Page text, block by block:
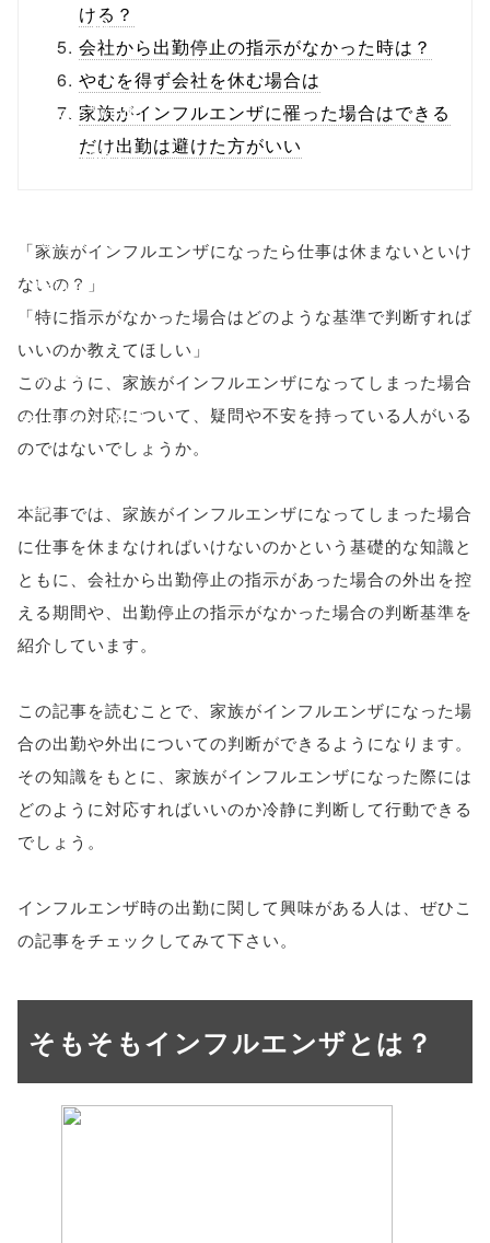
line10
/1135557"
onclick="windo
w.open(this.hre
'width=550,
height=450,
menubar=no,
toolbar=no,
scrollbars=yes'
); return
false;"> シェア
ける？
会社から出勤停止の指示がなかった時は？
やむを得ず会社を休む場合は
家族がインフルエンザに罹った場合はできる
だけ出勤は避けた方がいい
「家族がインフルエンザになったら仕事は休まないといけ
ないの？」
「特に指示がなかった場合はどのような基準で判断すれば
いいのか教えてほしい」
このように、家族がインフルエンザになってしまった場合
の仕事の対応について、疑問や不安を持っている人がいる
のではないでしょうか。
本記事では、家族がインフルエンザになってしまった場合
に仕事を休まなければいけないのかという基礎的な知識と
ともに、会社から出勤停止の指示があった場合の外出を控
える期間や、出勤停止の指示がなかった場合の判断基準を
紹介しています。
この記事を読むことで、家族がインフルエンザになった場
合の出勤や外出についての判断ができるようになります。
その知識をもとに、家族がインフルエンザになった際には
どのように対応すればいいのか冷静に判断して行動できる
でしょう。
インフルエンザ時の出勤に関して興味がある人は、ぜひこ
の記事をチェックしてみて下さい。
そもそもインフルエンザとは？